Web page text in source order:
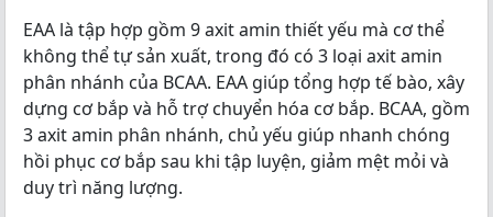
EAA là tập hợp gồm 9 axit amin thiết yếu mà cơ thể
không thể tự sản xuất, trong đó có 3 loại axit amin
phân nhánh của BCAA. EAA giúp tổng hợp tế bào, xây
dựng cơ bắp và hỗ trợ chuyển hóa cơ bắp. BCAA, gồm
3 axit amin phân nhánh, chủ yếu giúp nhanh chóng
hồi phục cơ bắp sau khi tập luyện, giảm mệt mỏi và
duy trì năng lượng.